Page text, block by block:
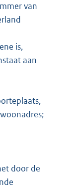
van
is,
aan
door de